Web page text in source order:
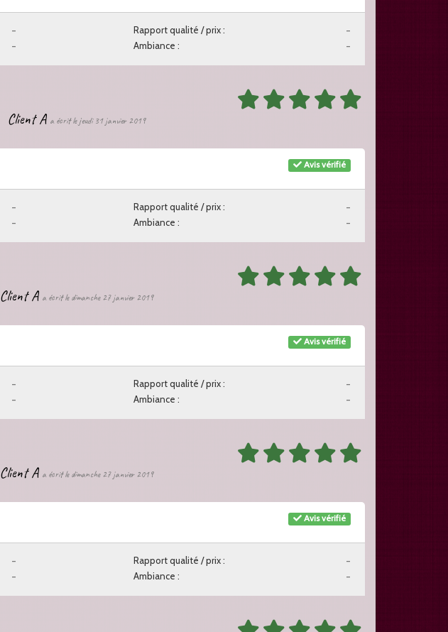
- -
Rapport qualité / prix :
- -
Ambiance :
Client A a écrit le jeudi 31 janvier 2019
Avis vérifié
- -
Rapport qualité / prix :
- -
Ambiance :
Client A a écrit le dimanche 27 janvier 2019
Avis vérifié
- -
Rapport qualité / prix :
- -
Ambiance :
Client A a écrit le dimanche 27 janvier 2019
Avis vérifié
- -
Rapport qualité / prix :
- -
Ambiance :